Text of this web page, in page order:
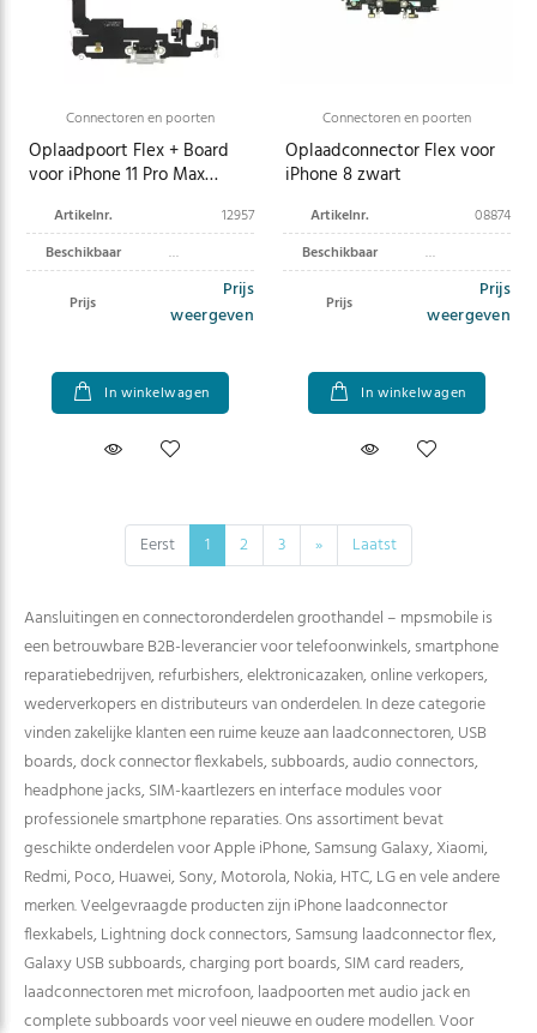
Connectoren en poorten
Oplaadpoort Flex + Board
voor iPhone 11 Pro Max
Artikelnr.
12957
Beschikbaar
Prijs
Prijs
weergeven
In winkelwagen
Connectoren en poorten
Oplaadconnector Flex voor
iPhone 8 zwart
Artikelnr.
08874
Beschikbaar
Prijs
Prijs
weergeven
In winkelwagen
Eerst 1 2 3 » Laatst
Aansluitingen en connectoronderdelen groothandel – mpsmobile is
een betrouwbare B2B-leverancier voor telefoonwinkels, smartphone
reparatiebedrijven, refurbishers, elektronicazaken, online verkopers,
wederverkopers en distributeurs van onderdelen. In deze categorie
vinden zakelijke klanten een ruime keuze aan laadconnectoren, USB
boards, dock connector flexkabels, subboards, audio connectors,
headphone jacks, SIM-kaartlezers en interface modules voor
professionele smartphone reparaties. Ons assortiment bevat
geschikte onderdelen voor Apple iPhone, Samsung Galaxy, Xiaomi,
Redmi, Poco, Huawei, Sony, Motorola, Nokia, HTC, LG en vele andere
merken. Veelgevraagde producten zijn iPhone laadconnector
flexkabels, Lightning dock connectors, Samsung laadconnector flex,
Galaxy USB subboards, charging port boards, SIM card readers,
laadconnectoren met microfoon, laadpoorten met audio jack en
complete subboards voor veel nieuwe en oudere modellen. Voor